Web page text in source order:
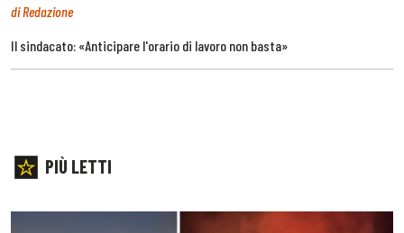
di Redazione
Il sindacato: «Anticipare l'orario di lavoro non basta»
PIÙ LETTI